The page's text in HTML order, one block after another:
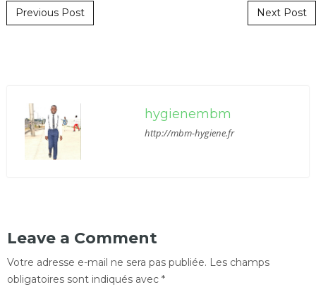
Post navigation
Previous Post Next Post
hygienembm
http://mbm-hygiene.fr
Leave a Comment
Votre adresse e-mail ne sera pas publiée. Les champs
obligatoires sont indiqués avec *